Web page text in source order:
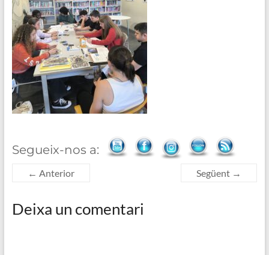
Segueix-nos a:
← Anterior Següent →
Deixa un comentari